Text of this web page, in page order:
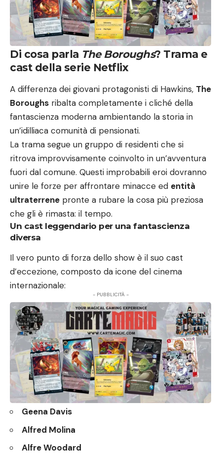
Di cosa parla The Boroughs? Trama e
cast della serie Netflix
A differenza dei giovani protagonisti di Hawkins, The
Boroughs ribalta completamente i cliché della
fantascienza moderna ambientando la storia in
un’idilliaca comunità di pensionati.
La trama segue un gruppo di residenti che si
ritrova improvvisamente coinvolto in un’avventura
fuori dal comune. Questi improbabili eroi dovranno
unire le forze per affrontare minacce ed entità
ultraterrene pronte a rubare la cosa più preziosa
che gli è rimasta: il tempo.
Un cast leggendario per una fantascienza
diversa
Il vero punto di forza dello show è il suo cast
d’eccezione, composto da icone del cinema
internazionale:
- PUBBLICITÀ -
Geena Davis
Alfred Molina
Alfre Woodard